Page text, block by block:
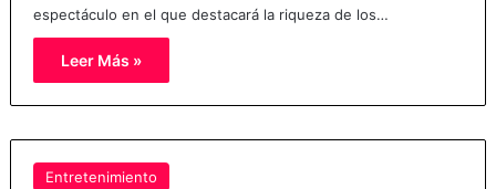
espectáculo en el que destacará la riqueza de los…
Leer Más »
Entretenimiento